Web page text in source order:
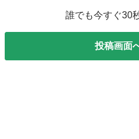
誰でも今すぐ30
投稿画面